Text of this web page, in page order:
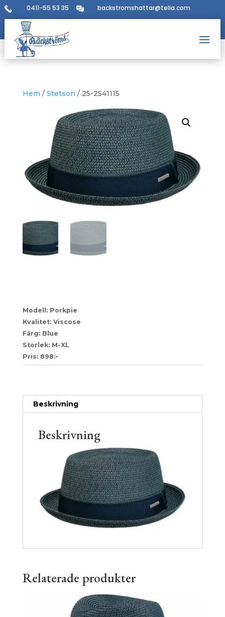
0411-55 53 35 backstromshattar@telia.com
Hem / Stetson / 25-2541115
Modell: Porkpie
Kvalitet: Viscose
Färg: Blue
Storlek: M-XL
Pris: 898:-
Beskrivning
Beskrivning
Relaterade produkter